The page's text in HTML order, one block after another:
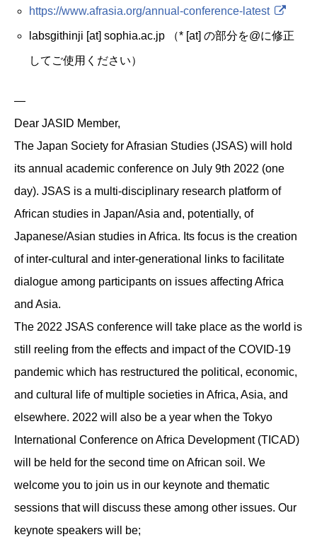
https://www.afrasia.org/annual-conference-latest
labsgithinji [at] sophia.ac.jp （* [at] の部分を@に修正
してご使用ください）
—
Dear JASID Member,
The Japan Society for Afrasian Studies (JSAS) will hold
its annual academic conference on July 9th 2022 (one
day). JSAS is a multi-disciplinary research platform of
African studies in Japan/Asia and, potentially, of
Japanese/Asian studies in Africa. Its focus is the creation
of inter-cultural and inter-generational links to facilitate
dialogue among participants on issues affecting Africa
and Asia.
The 2022 JSAS conference will take place as the world is
still reeling from the effects and impact of the COVID-19
pandemic which has restructured the political, economic,
and cultural life of multiple societies in Africa, Asia, and
elsewhere. 2022 will also be a year when the Tokyo
International Conference on Africa Development (TICAD)
will be held for the second time on African soil. We
welcome you to join us in our keynote and thematic
sessions that will discuss these among other issues. Our
keynote speakers will be;